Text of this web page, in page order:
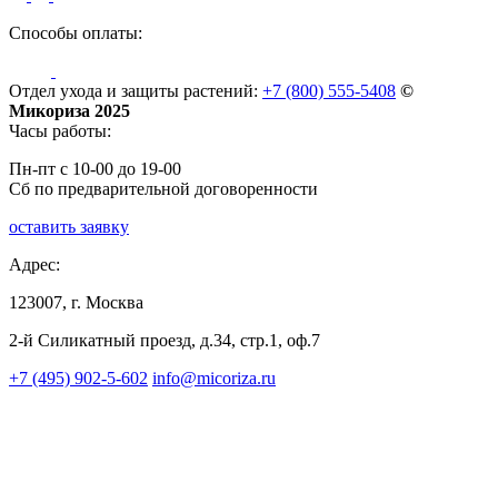
Способы оплаты:
Отдел ухода и защиты растений: +7 (800) 555-5408 ©
Микориза 2025
Часы работы:
Пн-пт с 10-00 до 19-00
Сб по предварительной договоренности
оставить заявку
Адрес:
123007, г. Москва
2-й Силикатный проезд, д.34, стр.1, оф.7
+7 (495) 902-5-602 info@micoriza.ru